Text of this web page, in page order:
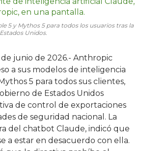
5 y Mythos 5 para todos los usuarios tras la
Unidos.
de junio de 2026.- Anthropic
a sus modelos de inteligencia
5 para todos sus clientes,
de Estados Unidos
de control de exportaciones
de seguridad nacional. La
del chatbot Claude, indicó que
a estar en desacuerdo con ella.